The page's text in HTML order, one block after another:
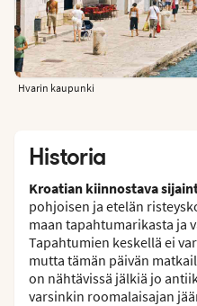
Hvarin kaupunki
Historia
Kroatian kiinnostava
pohjoisen ja etelän
maan tapahtumarikasta ja
Tapahtumien keskellä ei
mutta tämän päivän
on nähtävissä jälkiä jo
varsinkin roomalaisajan